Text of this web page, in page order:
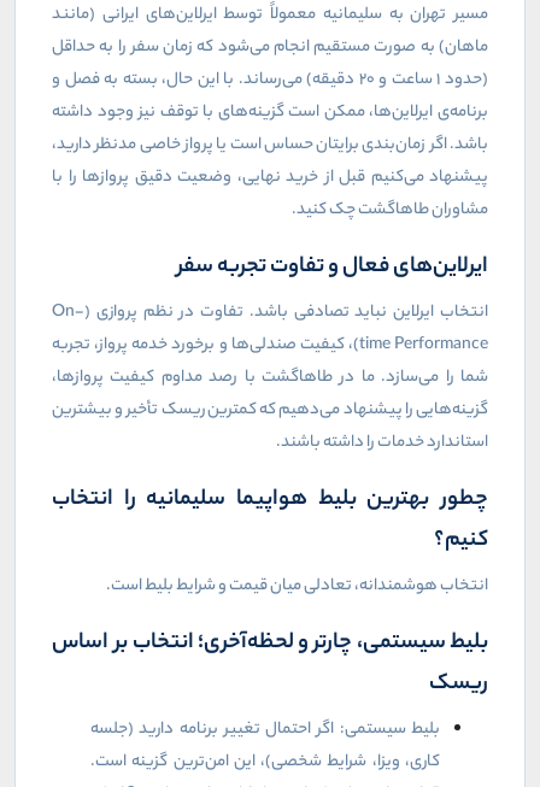
مسیر تهران به سلیمانیه معمولاً توسط ایرلاین‌های ایرانی (مانند
ماهان) به صورت مستقیم انجام می‌شود که زمان سفر را به حداقل
(حدود ۱ ساعت و ۲۰ دقیقه) می‌رساند. با این حال، بسته به فصل و
برنامه‌ی ایرلاین‌ها، ممکن است گزینه‌های با توقف نیز وجود داشته
باشد. اگر زمان‌بندی برایتان حساس است یا پرواز خاصی مدنظر دارید،
پیشنهاد می‌کنیم قبل از خرید نهایی، وضعیت دقیق پروازها را با
مشاوران طاهاگشت چک کنید.
ایرلاین‌های فعال و تفاوت تجربه سفر
انتخاب ایرلاین نباید تصادفی باشد. تفاوت در نظم پروازی (On-
time Performance)، کیفیت صندلی‌ها و برخورد خدمه پرواز، تجربه
شما را می‌سازد. ما در طاهاگشت با رصد مداوم کیفیت پروازها،
گزینه‌هایی را پیشنهاد می‌دهیم که کمترین ریسک تأخیر و بیشترین
استاندارد خدمات را داشته باشند.
چطور بهترین بلیط هواپیما سلیمانیه را انتخاب
کنیم؟
انتخاب هوشمندانه، تعادلی میان قیمت و شرایط بلیط است.
بلیط سیستمی، چارتر و لحظه‌آخری؛ انتخاب بر اساس
ریسک
بلیط سیستمی: اگر احتمال تغییر برنامه دارید (جلسه
کاری، ویزا، شرایط شخصی)، این امن‌ترین گزینه است.